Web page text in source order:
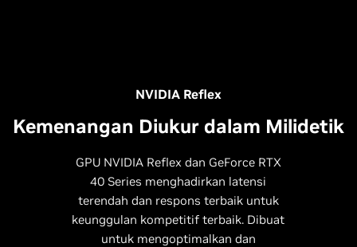
NVIDIA Reflex
Kemenangan Diukur dalam Milidetik
GPU NVIDIA Reflex dan GeForce RTX
40 Series menghadirkan latensi
terendah dan respons terbaik untuk
keunggulan kompetitif terbaik. Dibuat
untuk mengoptimalkan dan